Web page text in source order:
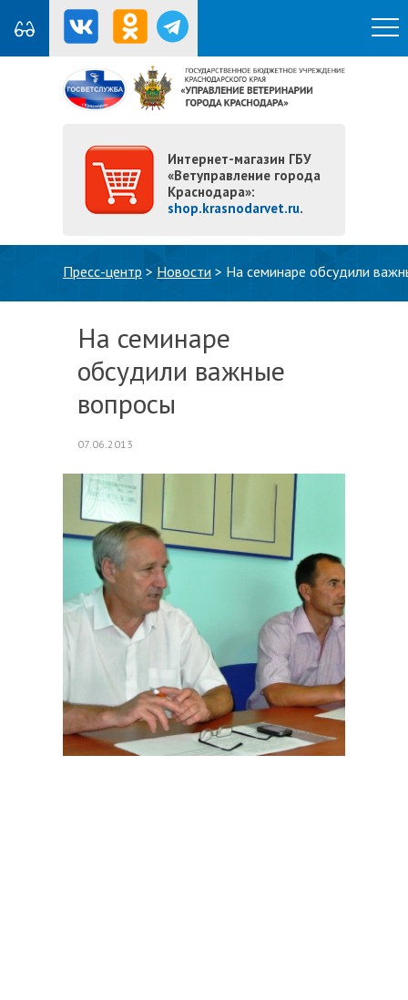
Интернет-магазин ГБУ
«Ветуправление города
Краснодара»:
shop.krasnodarvet.ru.
Пресс-центр > Новости > На семинаре обсудили
На семинаре
обсудили важные
вопросы
07.06.2013